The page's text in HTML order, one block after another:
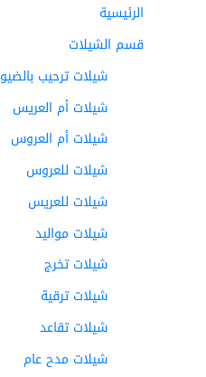
الرئيسية
قسم الشيلات
شيلات ترحيب بالضيوف
شيلات أم العريس
شيلات أم العروس
شيلات للعروس
شيلات للعريس
شيلات مواليد
شيلات تخرج
شيلات ترقية
شيلات تقاعد
شيلات مدح عام